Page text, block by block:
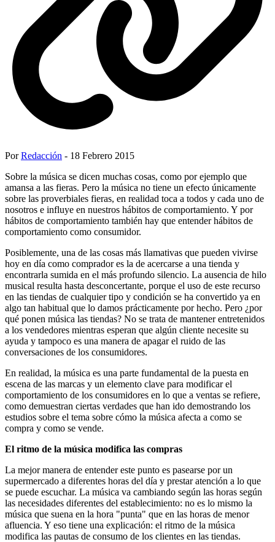
PorRedacción - 18 Febrero 2015
Sobre la música se dicen muchas cosas, como por ejemplo que
amansa a las fieras. Pero la música no tiene un efecto únicamente
sobre las proverbiales fieras, en realidad toca a todos y cada uno de
nosotros e influye en nuestros hábitos de comportamiento. Y por
hábitos de comportamiento también hay que entender hábitos de
comportamiento como consumidor.
Posiblemente, una de las cosas más llamativas que pueden vivirse
hoy en día como comprador es la de acercarse a una tienda y
encontrarla sumida en el más profundo silencio. La ausencia de hilo
musical resulta hasta desconcertante, porque el uso de este recurso
en las tiendas de cualquier tipo y condición se ha convertido ya en
algo tan habitual que lo damos prácticamente por hecho. Pero ¿por
qué ponen música las tiendas? No se trata de mantener entretenidos
a los vendedores mientras esperan que algún cliente necesite su
ayuda y tampoco es una manera de apagar el ruido de las
conversaciones de los consumidores.
En realidad, la música es una parte fundamental de la puesta en
escena de las marcas y un elemento clave para modificar el
comportamiento de los consumidores en lo que a ventas se refiere,
como demuestran ciertas verdades que han ido demostrando los
estudios sobre el tema sobre cómo la música afecta a como se
compra y como se vende.
El ritmo de la música modifica las compras
La mejor manera de entender este punto es pasearse por un
supermercado a diferentes horas del día y prestar atención a lo que
se puede escuchar. La música va cambiando según las horas según
las necesidades diferentes del establecimiento: no es lo mismo la
música que suena en la hora "punta" que en las horas de menor
afluencia. Y eso tiene una explicación: el ritmo de la música
modifica las pautas de consumo de los clientes en las tiendas.